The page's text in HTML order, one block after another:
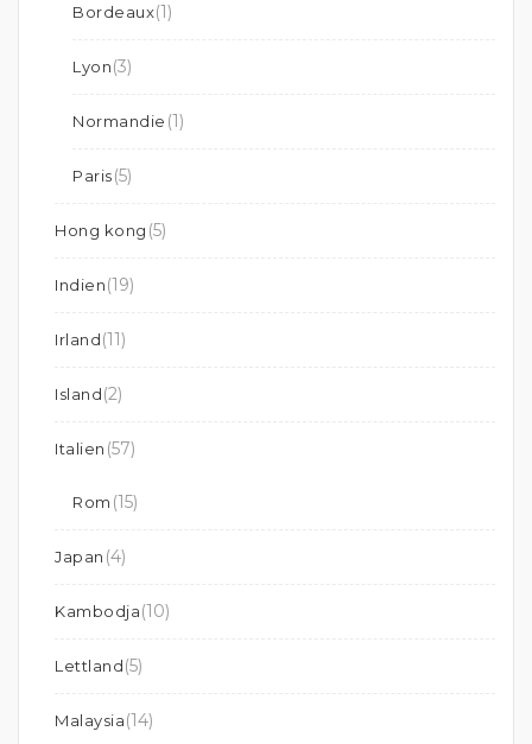
Bordeaux(1)
Lyon(3)
Normandie (1)
Paris(5)
Hong kong (5)
Indien(19)
Irland(11)
Island(2)
Italien (57)
Rom (15)
Japan (4)
Kambodja(10)
Lettland(5)
Malaysia(14)